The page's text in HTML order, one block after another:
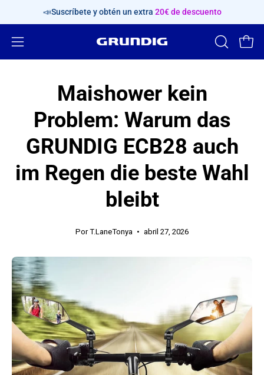
al
contenido
📣Suscríbete y obtén un extra 20€ de descuento
Abrir
navegación
ABRIR
BARRA
Maishower kein
Problem: Warum das
GRUNDIG ECB28 auch
im Regen die beste Wahl
bleibt
Por T.LaneTonya abril 27, 2026